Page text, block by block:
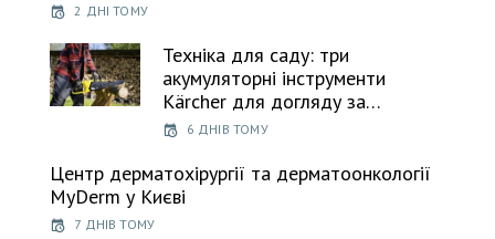
2 ДНІ ТОМУ
Техніка для саду: три
акумуляторні інструменти
Kärcher для догляду за…
6 ДНІВ ТОМУ
Центр дерматохірургії та дерматоонкології
MyDerm у Києві
7 ДНІВ ТОМУ